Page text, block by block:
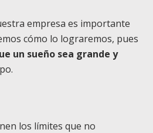
empresa es importante
cómo lo lograremos, pues
un sueño sea grande y
los límites que no